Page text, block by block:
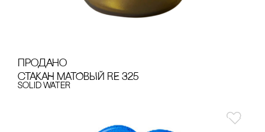
продано
сТАКАН МАТОВЫЙ RE 325
Solid Water